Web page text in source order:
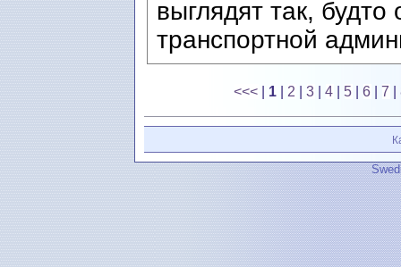
выглядят так,
транспортной
<<< 1 2 |3 |4 5 |6 |7 |